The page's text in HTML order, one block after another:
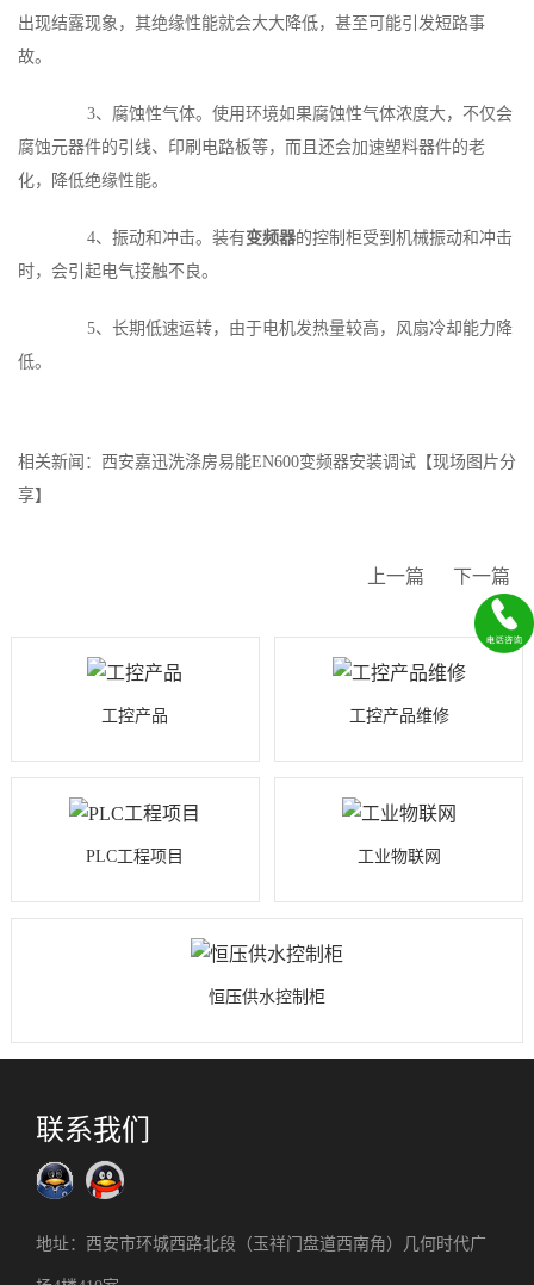
出现结露现象，其绝缘性能就会大大降低，甚至可能引发短路事
故。
3、腐蚀性气体。使用环境如果腐蚀性气体浓度大，不仅会
腐蚀元器件的引线、印刷电路板等，而且还会加速塑料器件的老
化，降低绝缘性能。
4、振动和冲击。装有变频器的控制柜受到机械振动和冲击
时，会引起电气接触不良。
5、长期低速运转，由于电机发热量较高，风扇冷却能力降
低。
相关新闻： 西安嘉迅洗涤房易能EN600变频器安装调试【现场图片分
享】
上一篇 下一篇
工控产品 工控产品维修
PLC工程项目 工业物联网
恒压供水控制柜
联系我们
地址：西安市环城西路北段（玉祥门盘道西南角）几何时代广